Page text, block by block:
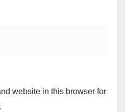
website in this browser for